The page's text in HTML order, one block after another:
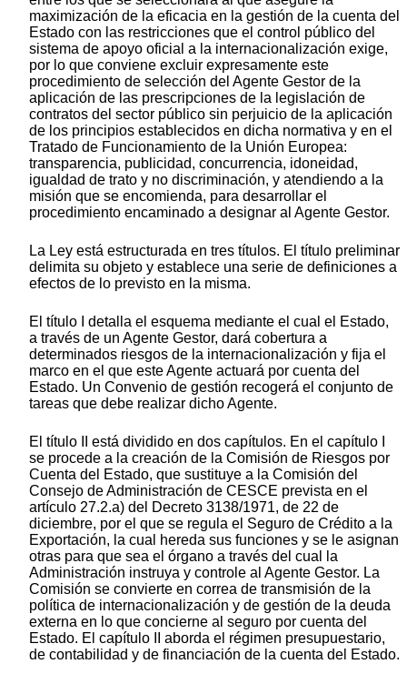
maximización de la eficacia en la gestión de la cuenta del
Estado con las restricciones que el control público del
sistema de apoyo oficial a la internacionalización exige,
por lo que conviene excluir expresamente este
procedimiento de selección del Agente Gestor de la
aplicación de las prescripciones de la legislación de
contratos del sector público sin perjuicio de la aplicación
de los principios establecidos en dicha normativa y en el
Tratado de Funcionamiento de la Unión Europea:
transparencia, publicidad, concurrencia, idoneidad,
igualdad de trato y no discriminación, y atendiendo a la
misión que se encomienda, para desarrollar el
procedimiento encaminado a designar al Agente Gestor.
La Ley está estructurada en tres títulos. El título preliminar
delimita su objeto y establece una serie de definiciones a
efectos de lo previsto en la misma.
El título I detalla el esquema mediante el cual el Estado,
a través de un Agente Gestor, dará cobertura a
determinados riesgos de la internacionalización y fija el
marco en el que este Agente actuará por cuenta del
Estado. Un Convenio de gestión recogerá el conjunto de
tareas que debe realizar dicho Agente.
El título II está dividido en dos capítulos. En el capítulo I
se procede a la creación de la Comisión de Riesgos por
Cuenta del Estado, que sustituye a la Comisión del
Consejo de Administración de CESCE prevista en el
artículo 27.2.a) del Decreto 3138/1971, de 22 de
diciembre, por el que se regula el Seguro de Crédito a la
Exportación, la cual hereda sus funciones y se le asignan
otras para que sea el órgano a través del cual la
Administración instruya y controle al Agente Gestor. La
Comisión se convierte en correa de transmisión de la
política de internacionalización y de gestión de la deuda
externa en lo que concierne al seguro por cuenta del
Estado. El capítulo II aborda el régimen presupuestario,
de contabilidad y de financiación de la cuenta del Estado.